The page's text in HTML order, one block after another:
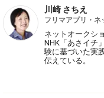
川崎 さちえ
フリマアプリ・ネ
ネットオークシ
NHK「あさイチ
験に基づいた実
伝えている。